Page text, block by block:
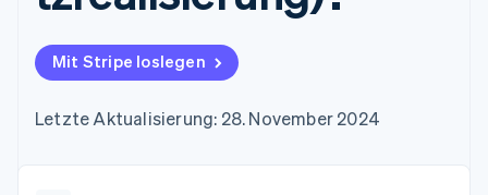
125
Terminal
Zahlungen vor Ort
Boost
Autorisierungsraten
Data Pipeline
Datensynchronisierung
Geldmanagement
SaaS
Marktplatz auf
Abonnementverwaltung
nutzungsbasierte
Abrechnung um
Karten ausgeben: So
Stripe Sessions
Karriere
Stripe Press
Mit Stripe loslegen
Letzte Aktualisierung: 28. November 2024